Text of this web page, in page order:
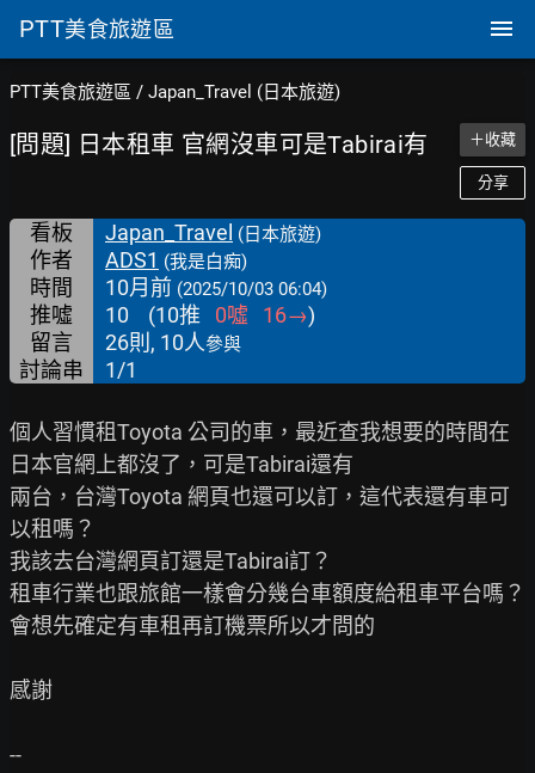
PTT美食旅遊區
PTT美食旅遊區 / Japan_Travel (日本旅遊)
[問題] 日本租車 官網沒車可是Tabirai有 ＋收藏
分享
看板 Japan_Travel (日本旅遊)
作者 ADS1 (我是白痴)
時間 10月前 (2025/10/03 06:04)
推噓 10 (10推 0噓 16→)
留言
26則, 10人參與
討論串 1/1
個人習慣租Toyota 公司的車，最近查我想要的時間在
日本官網上都沒了，可是Tabirai還有
兩台，台灣Toyota 網頁也還可以訂，這代表還有車可
以租嗎？
我該去台灣網頁訂還是Tabirai訂？
租車行業也跟旅館一樣會分幾台車額度給租車平台嗎？
會想先確定有車租再訂機票所以才問的
感謝